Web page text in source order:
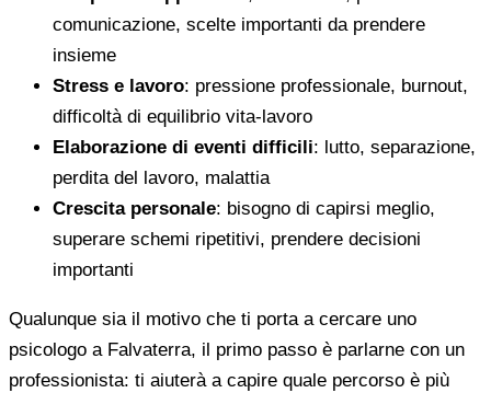
comunicazione, scelte importanti da prendere
insieme
Stress e lavoro: pressione professionale, burnout,
difficoltà di equilibrio vita-lavoro
Elaborazione di eventi difficili: lutto, separazione,
perdita del lavoro, malattia
Crescita personale: bisogno di capirsi meglio,
superare schemi ripetitivi, prendere decisioni
importanti
Qualunque sia il motivo che ti porta a cercare uno
psicologo a Falvaterra, il primo passo è parlarne con un
professionista: ti aiuterà a capire quale percorso è più